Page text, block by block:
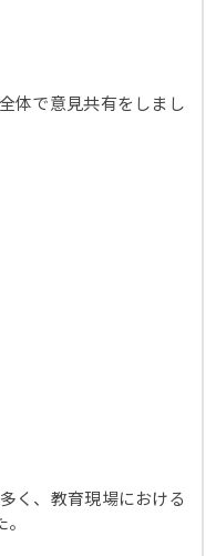
体で意見共有をしまし
く、教育現場における